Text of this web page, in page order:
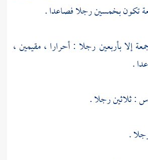
تكون بخمسين رجلا فصاعدا .
إلا بأربعين رجلا : أحرارا ، مقيمين ،
.
: ثلاثين رجلا .
.